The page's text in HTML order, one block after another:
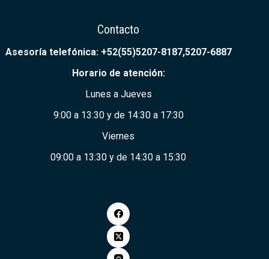
Contacto
Asesoría telefónica: +52(55)5207-8187,5207-6887
Horario de atención:
Lunes a Jueves
9:00 a 13:30 y de 14:30 a 17:30
Viernes
09:00 a 13:30 y de 14:30 a 15:30